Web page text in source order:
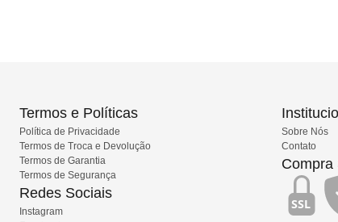
Termos e Políticas
Política de Privacidade
Termos de Troca e Devolução
Termos de Garantia
Termos de Segurança
Redes Sociais
Instagram
Sobre Nós
Contato
Compra
SSL